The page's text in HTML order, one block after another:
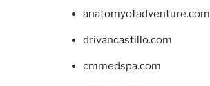
anatomyofadventure.com
drivancastillo.com
cmmedspa.com